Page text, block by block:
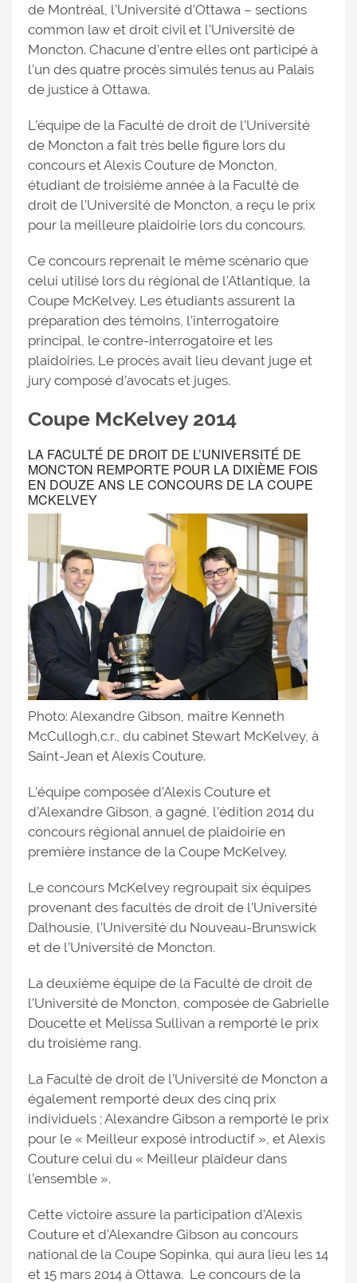
de Montréal, l’Université d’Ottawa – sections
common law et droit civil et l’Université de
Moncton. Chacune d’entre elles ont participé à
l’un des quatre procès simulés tenus au Palais
de justice à Ottawa.
L’équipe de la Faculté de droit de l’Université
de Moncton a fait très belle figure lors du
concours et Alexis Couture de Moncton,
étudiant de troisième année à la Faculté de
droit de l’Université de Moncton, a reçu le prix
pour la meilleure plaidoirie lors du concours.
Ce concours reprenait le même scénario que
celui utilisé lors du régional de l’Atlantique, la
Coupe McKelvey. Les étudiants assurent la
préparation des témoins, l’interrogatoire
principal, le contre-interrogatoire et les
plaidoiries. Le procès avait lieu devant juge et
jury composé d’avocats et juges.
Coupe McKelvey 2014
LA FACULTÉ DE DROIT DE L’UNIVERSITÉ DE
MONCTON REMPORTE POUR LA DIXIÈME FOIS
EN DOUZE ANS LE CONCOURS DE LA COUPE
MCKELVEY
Photo: Alexandre Gibson, maître Kenneth
McCullogh,c.r., du cabinet Stewart McKelvey, à
Saint-Jean et Alexis Couture.
L’équipe composée d’Alexis Couture et
d’Alexandre Gibson, a gagné, l’édition 2014 du
concours régional annuel de plaidoirie en
première instance de la Coupe McKelvey.
Le concours McKelvey regroupait six équipes
provenant des facultés de droit de l’Université
Dalhousie, l’Université du Nouveau-Brunswick
et de l’Université de Moncton.
La deuxième équipe de la Faculté de droit de
l’Université de Moncton, composée de Gabrielle
Doucette et Melissa Sullivan a remporté le prix
du troisième rang.
La Faculté de droit de l’Université de Moncton a
également remporté deux des cinq prix
individuels ; Alexandre Gibson a remporté le prix
pour le « Meilleur exposé introductif », et Alexis
Couture celui du « Meilleur plaideur dans
l’ensemble ».
Cette victoire assure la participation d’Alexis
Couture et d’Alexandre Gibson au concours
national de la Coupe Sopinka, qui aura lieu les 14
et 15 mars 2014 à Ottawa. Le concours de la